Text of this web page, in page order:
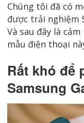
Chúng tôi đã có
được trải nghiệm
Và sau đây là
mẫu điện thoại
Rất khó để
Samsung